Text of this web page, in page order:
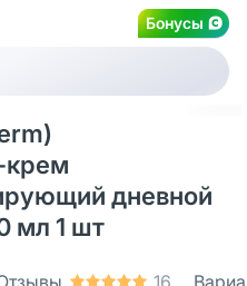
Бонусы
крем
дневной
мл 1 шт
16